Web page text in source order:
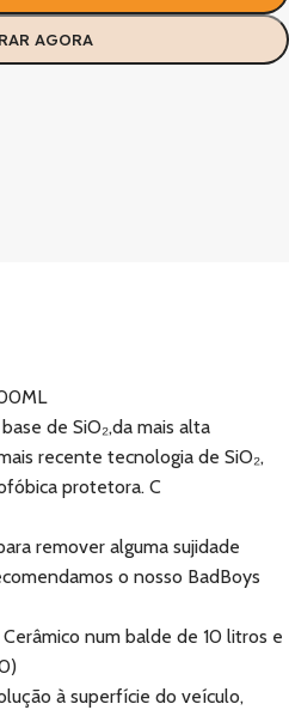
AGORA
de SiO₂,da mais alta
recente tecnologia de SiO₂,
protetora. C
remover alguma sujidade
o nosso BadBoys
num balde de 10 litros e
à superfície do veículo,